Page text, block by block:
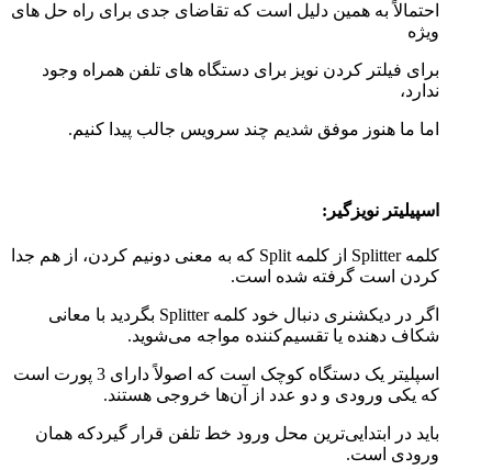
احتمالاً به همین دلیل است که تقاضای جدی برای راه حل های
ویژه
برای فیلتر کردن نویز برای دستگاه های تلفن همراه وجود
ندارد،
اما ما هنوز موفق شدیم چند سرویس جالب پیدا کنیم.
اسپیلیتر نویزگیر:
کلمه Splitter از کلمه Split که به معنی دونیم کردن، از هم جدا
کردن است گرفته شده است.
اگر در دیکشنری دنبال خود کلمه Splitter بگردید با معانی
شکاف دهنده یا تقسیم‌کننده مواجه می‌شوید.
اسپلیتر یک دستگاه کوچک است که اصولاً دارای 3 پورت است
که یکی ورودی و دو عدد از آن‌ها خروجی هستند.
باید در ابتدایی‌ترین محل ورود خط تلفن قرار گیردکه همان
ورودی است.